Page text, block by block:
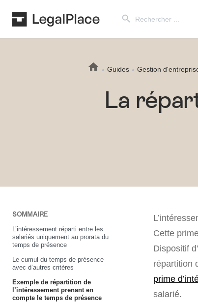
for:
Guides Gestion
La
SOMMAIRE
L’intéressement réparti entre les
salariés uniquement au prorata du
temps de présence
Le cumul du temps de présence
avec d’autres critères
Exemple de répartition de
l’intéressement prenant en
compte le temps de présence
Cette
Dispositif d’
répartition
prime
salarié.